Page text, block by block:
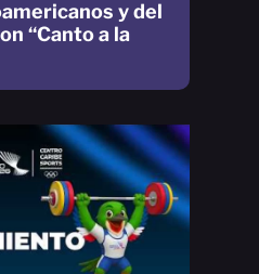
y del
“Canto a la